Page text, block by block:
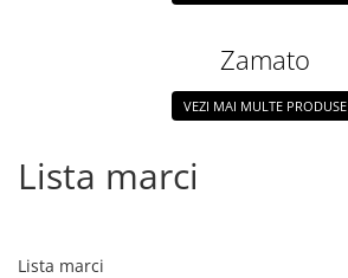
Zamato
VEZI MAI MULTE PRODUSE
Lista marci
Lista marci